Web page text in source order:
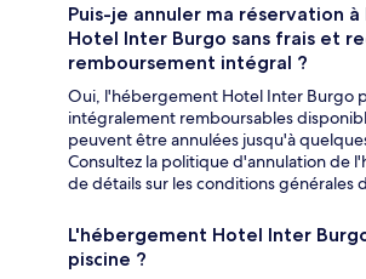
Puis-je annuler ma réservation
Hotel Inter Burgo sans frais et
remboursement intégral ?
Oui, l'hébergement Hotel Inter Burgo
intégralement remboursables
peuvent être annulées jusqu'à
Consultez la politique d'annulation de
de détails sur les conditions générales
L'hébergement Hotel Inter
piscine ?